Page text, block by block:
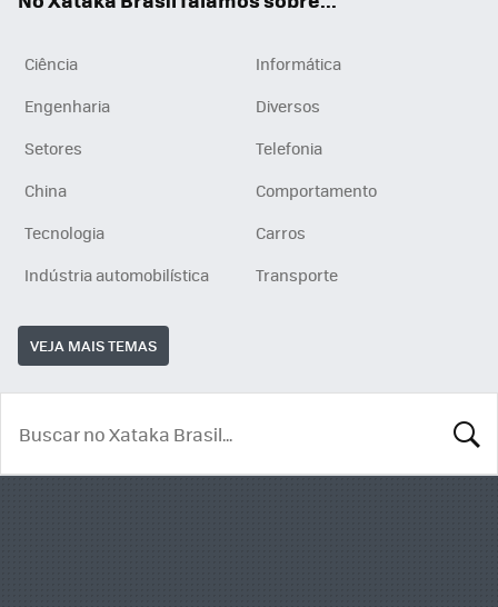
Ciência
Informática
Engenharia
Diversos
Setores
Telefonia
China
Comportamento
Tecnologia
Carros
Indústria automobilística
Transporte
VEJA MAIS TEMAS